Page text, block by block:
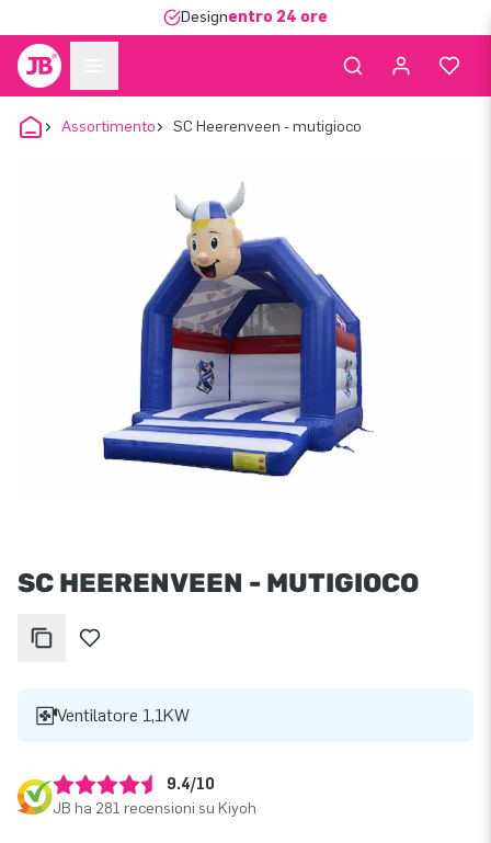
Designentro 24 ore
Assortimento SC Heerenveen - mutigioco
SC HEERENVEEN - MUTIGIOCO
Ventilatore 1,1KW
9.4/10
JB ha 281 recensioni su Kiyoh